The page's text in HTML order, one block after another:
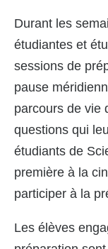
Durant les
étudiantes et
sessions de
pause
parcours de vie
questions qui
étudiants de
première à la
participer à la
Les élèves